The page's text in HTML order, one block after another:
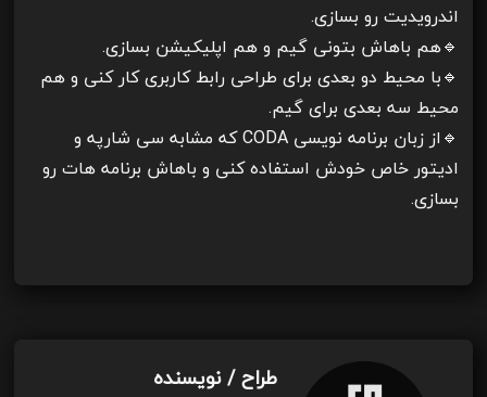
اندرویدیت رو بسازی.
🔹هم باهاش بتونی گیم و هم اپلیکیشن بسازی.
🔹با محیط دو بعدی برای طراحی رابط کاربری کار کنی و هم
محیط سه بعدی برای گیم.
🔹از زبان برنامه نویسی CODA که مشابه سی شارپه و
ادیتور خاص خودش استفاده کنی و باهاش برنامه هات رو
بسازی.
طراح / نویسنده